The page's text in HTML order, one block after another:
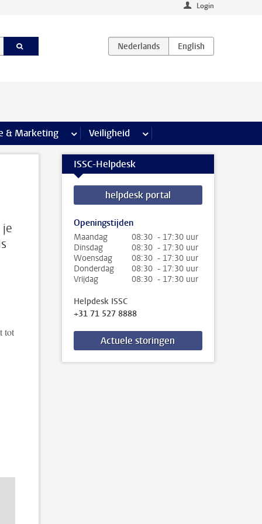
Login
& Marketing meer Communicatie & Marketing pagina’s
Veiligheid meer Veiligheid pagina’s
tot
ISSC-Helpdesk
helpdesk portal
Openingstijden
Maandag
08:30 - 17:30 uur
Dinsdag
08:30 - 17:30 uur
Woensdag
08:30 - 17:30 uur
Donderdag
08:30 - 17:30 uur
Vrijdag
08:30 - 17:30 uur
Helpdesk ISSC
+31 71 527 8888
Actuele storingen